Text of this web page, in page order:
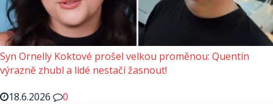
Syn Ornelly Koktové prošel velkou proměnou: Quentin
výrazně zhubl a lidé nestačí žasnout!
18.6.2026
0